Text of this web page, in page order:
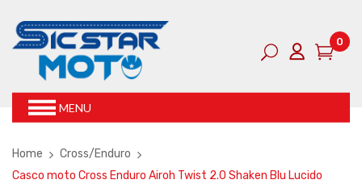
0
MENU
Home
Cross/Enduro
Casco moto Cross Enduro Airoh Twist 2.0 Shaken Blu Lucido